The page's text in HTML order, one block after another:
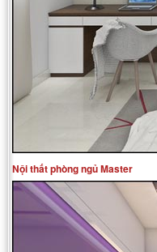
Nội thất phòng ngủ Master